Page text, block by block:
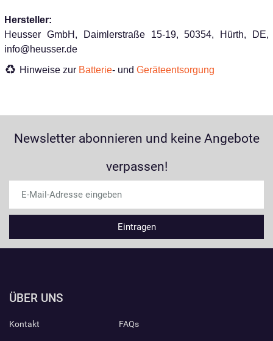
Hersteller:
Heusser GmbH, Daimlerstraße 15-19, 50354, Hürth, DE,
info@heusser.de
Hinweise zur Batterie- und Geräteentsorgung
Newsletter abonnieren und keine Angebote
verpassen!
ÜBER UNS
Kontakt FAQs